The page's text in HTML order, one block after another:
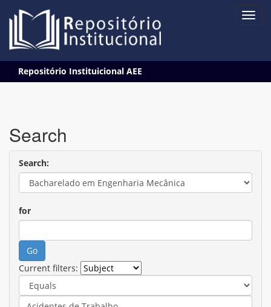
navigation
Repositório Instituicional AEE
Search
Search:
for
Current filters: